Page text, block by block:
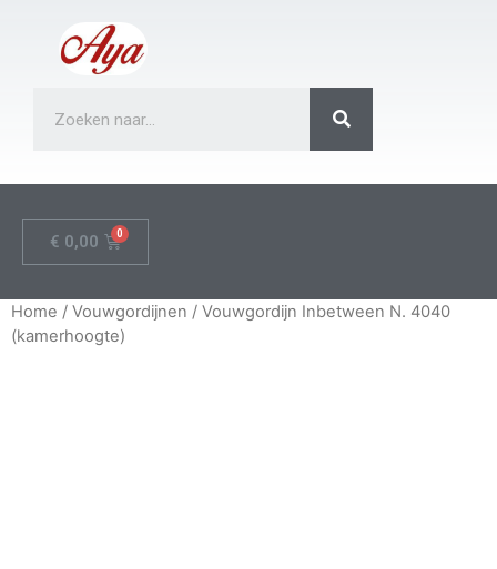
€ 0,00
Home / Vouwgordijnen / Vouwgordijn Inbetween N. 4040
(kamerhoogte)